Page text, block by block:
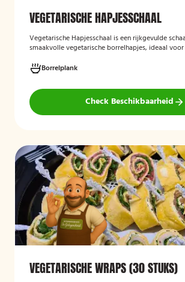
VEGETARISCHE HAPJESSCHAAL
Vegetarische Hapjesschaal is een rijkgevulde
smaakvolle vegetarische borrelhapjes, ideaal
een gevarieerde selectie van vegetarische
klaar zijn om te serveren en geschikt zijn voor
volledig vegetarisch eten.
Borrelplank
Check Beschikbaarheid
VEGETARISCHE WRAPS (30 STUKS)